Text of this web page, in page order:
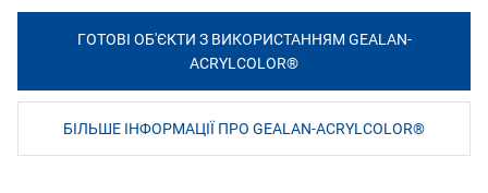
ГОТОВІ ОБ'ЄКТИ З ВИКОРИСТАННЯМ GEALAN-
ACRYLCOLOR®
БІЛЬШЕ ІНФОРМАЦІЇ ПРО GEALAN-ACRYLCOLOR®